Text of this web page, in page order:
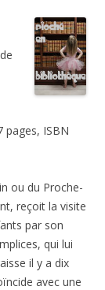
pages, ISBN
ou du Proche-
reçoit la visite
par son
qui lui
il y a dix
avec une